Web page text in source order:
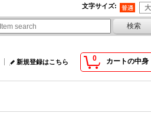
文字サイズ:
0 カートの中身
新規登録はこちら